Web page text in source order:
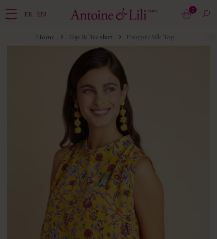
FR EN 0
Home Top & Tee shirt Pourpre Silk Top